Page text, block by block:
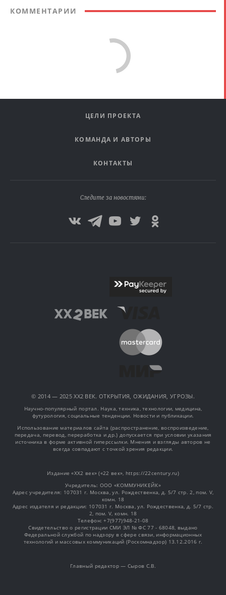
КОММЕНТАРИИ
ЦЕЛИ ПРОЕКТА
КОМАНДА И АВТОРЫ
КОНТАКТЫ
Следите за новостями:
© 2014 — 2025 XX2 ВЕК. ОТКРЫТИЯ, ОЖИДАНИЯ, УГРОЗЫ.
Научно-популярный портал. Наука, техника, технологии, медицина,
футурология, социальные тенденции. Новости и публикации.
Использование материалов сайта (распространение, воспроизведение,
передача, перевод, переработка и др.) допускается при условии указания
источника в форме активной гиперссылки. Мнения и взгляды авторов не
всегда совпадают с точкой зрения редакции.
Издание «XX2 век» («22 век», https://22century.ru)
Учредитель: OOO «КОММУНИКЕЙК»
Адрес учредителя: 107031 г. Москва, ул. Рождественка, д. 5/7 стр. 2, пом. V,
комн. 18
Адрес издателя и редакции: 107031 г. Москва, ул. Рождественка, д. 5/7 стр.
2, пом. V, комн. 18
Телефон: +7(977)948-21-08
Свидетельство о регистрации СМИ ЭЛ № ФС 77 - 68048, выдано
Федеральной службой по надзору в сфере связи, информационных
технологий и массовых коммуникаций (Роскомнадзор) 13.12.2016 г.
Главный редактор — Сыров С.В.